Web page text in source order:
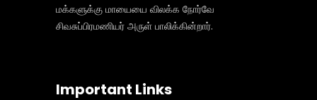
மக்களுக்கு மாயையை விலக்க நோர்வே
சிவசுப்பிரமணியர் அருள் பாலிக்கின்றார்.
Important Links